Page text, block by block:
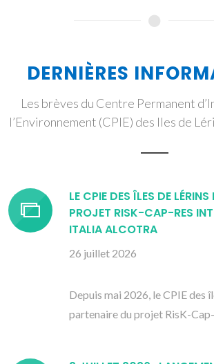
DERNIÈRES
Les brèves du Centre Permanent
l’Environnement (CPIE) des Iles de
LE CPIE DES ÎLES DE
PROJET RISK-CAP-RES
ITALIA ALCOTRA
26 juillet 2026
Depuis mai 2026, le CPIE des
partenaire du projet RisK-